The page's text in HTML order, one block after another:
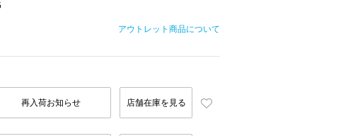
アウトレット商品について
再入荷お知らせ 店舗在庫を見る